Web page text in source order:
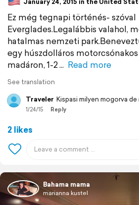
Ez még tegnapi történés- szóval
Everglades.Legalábbis valahol,
hatalmas nemzeti
egy húszdolláros
madáron, 1-2
Read more
See translation
Traveler Kispasi milyen mogorva de
1/24/15 Reply
2 likes
Bahama mama
marianna kustel